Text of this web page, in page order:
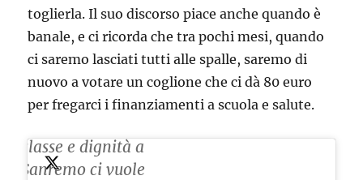
toglierla. Il suo discorso piace anche quando è
banale, e ci ricorda che tra pochi mesi, quando
ci saremo lasciati tutti alle spalle, saremo di
nuovo a votare un coglione che ci dà 80 euro
per fregarci i finanziamenti a scuola e salute.
classe e dignità a
Sanremo ci vuole